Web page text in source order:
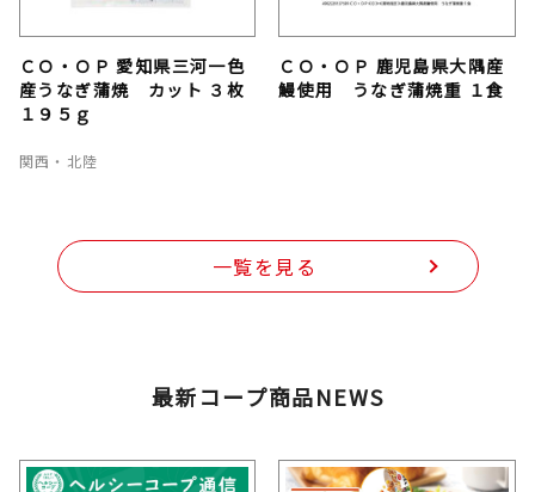
ＣＯ・ＯＰ 愛知県三河一色
産うなぎ蒲焼 カット ３枚
１９５ｇ
関西・北陸
ＣＯ・ＯＰ 鹿児島県大隅産
鰻使用 うなぎ蒲焼重 １食
一覧を見る
最新コープ商品NEWS